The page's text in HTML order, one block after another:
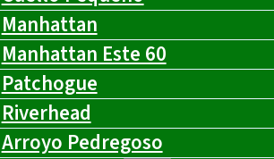
Manhattan
Manhattan Este 60
Patchogue
Riverhead
Arroyo Pedregoso